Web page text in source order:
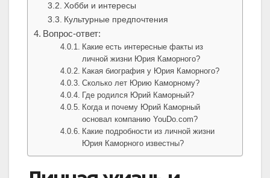
Хобби и интересы
Культурные предпочтения
Вопрос-ответ:
Какие есть интересные факты из
личной жизни Юрия Каморного?
Какая биография у Юрия Каморного?
Сколько лет Юрию Каморному?
Где родился Юрий Каморный?
Когда и почему Юрий Каморный
основал компанию YouDo.com?
Какие подробности из личной жизни
Юрия Каморного известны?